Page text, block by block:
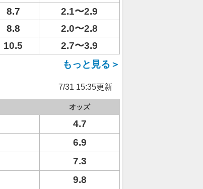
8.7
2.1〜2.9
8.8
2.0〜2.8
10.5
2.7〜3.9
もっと見る＞
7/31 15:35更新
オッズ
4.7
6.9
7.3
9.8